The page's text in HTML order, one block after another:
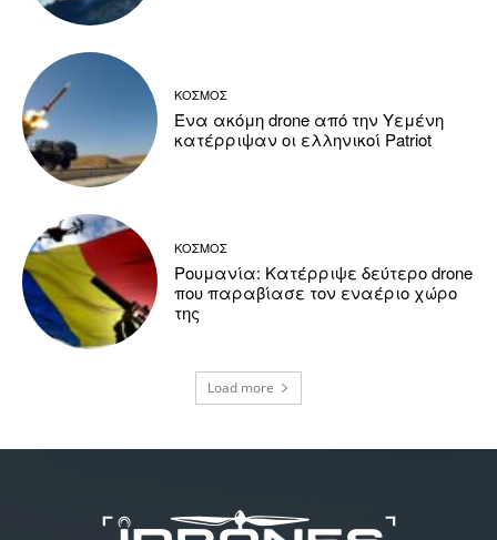
ΚΟΣΜΟΣ
Ένα ακόμη drone από την Υεμένη
κατέρριψαν οι ελληνικοί Patriot
ΚΟΣΜΟΣ
Ρουμανία: Κατέρριψε δεύτερο drone
που παραβίασε τον εναέριο χώρο
της
Load more